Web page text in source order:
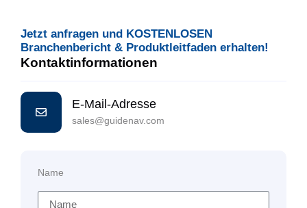
Jetzt anfragen und KOSTENLOSEN
Branchenbericht & Produktleitfaden erhalten!
Kontaktinformationen
E-Mail-Adresse
sales@guidenav.com
Name